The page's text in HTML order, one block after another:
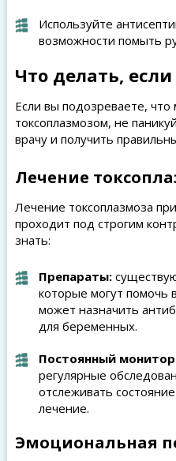
Используйте
возможности помыть
Что делать,
Если вы подозреваете, что
токсоплазмозом, не
врачу и получить
Лечение
Лечение токсоплазмоза
проходит под строгим
знать:
Препараты:
которые могут помочь
может назначить
для беременных.
Постоянный
регулярные
отслеживать
лечение.
Эмоциональная